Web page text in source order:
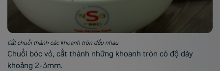
Cắt chuối thành các khoanh tròn đều nhau
Chuối bóc vỏ, cắt thành những khoanh tròn có độ dày
khoảng 2-3mm.